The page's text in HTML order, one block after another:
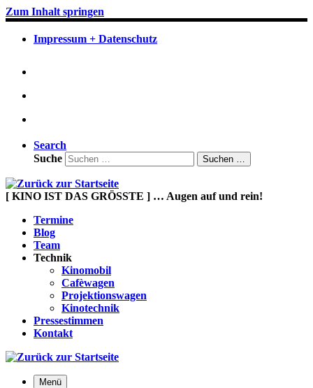
Zum Inhalt springen
Impressum + Datenschutz
Search
Suche
Suchen …
[ KINO IST DAS GRÖSSTE ] … Augen auf und rein!
Termine
Blog
Team
Technik
Kinomobil
Cafèwagen
Projektionswagen
Kinotechnik
Pressestimmen
Kontakt
Menü